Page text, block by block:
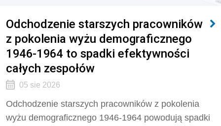
Odchodzenie starszych pracowników
z pokolenia wyżu demograficznego
1946-1964 to spadki efektywności
całych zespołów
05 sie 2026
Odchodzenie starszych pracowników z pokolenia
wyżu demograficznego 1946-1964 powodują spadki